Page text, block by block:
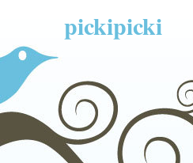
pickipicki